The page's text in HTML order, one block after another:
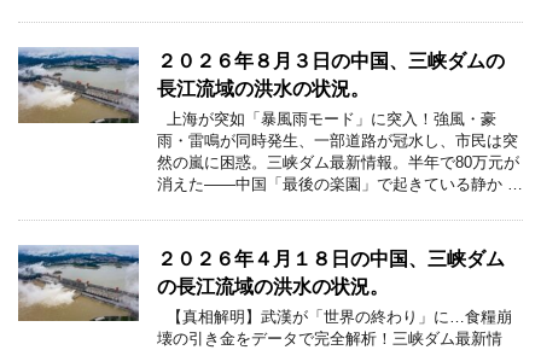
２０２６年８月３日の中国、三峡ダムの
長江流域の洪水の状況。
上海が突如「暴風雨モード」に突入！強風・豪
雨・雷鳴が同時発生、一部道路が冠水し、市民は突
然の嵐に困惑。三峡ダム最新情報。半年で80万元が
消えた――中国「最後の楽園」で起きている静か …
２０２６年４月１８日の中国、三峡ダム
の長江流域の洪水の状況。
【真相解明】武漢が「世界の終わり」に…食糧崩
壊の引き金をデータで完全解析！三峡ダム最新情